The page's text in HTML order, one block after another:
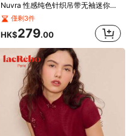
Nuvra 性感纯色针织吊带无袖迷你连衣裙，修身派对假日女装
僅剩3件
HK$279.00